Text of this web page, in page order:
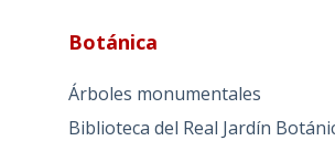
Botánica
Árboles monumentales
Biblioteca del Real Jardín